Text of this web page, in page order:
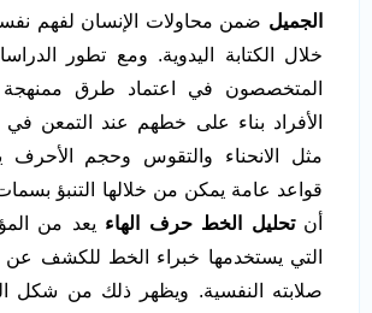
الجميل ضمن محاولات الإنسان لفهم
خلال الكتابة اليدوية. ومع تطور
المتخصصون في اعتماد طرق
الأفراد بناء على خطهم عند التمعن في
مثل الانحناء والتقوس وحجم
قواعد عامة يمكن من خلالها التنبؤ
أنتحليل الخط حرف الهاء يعد من
التي يستخدمها خبراء الخط للكشف عن
صلابته النفسية. ويظهر ذلك من شكل